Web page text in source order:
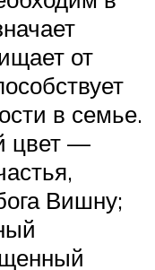
от
в семье.
цвет —
Вишну;